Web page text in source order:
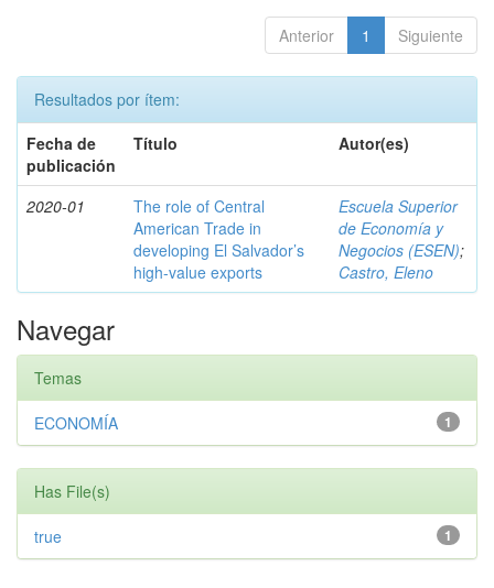
Anterior 1 Siguiente
Resultados por ítem:
Fecha de
publicación
Título Autor(es)
2020-01
The role of Central
American Trade in
developing El Salvador’s
high-value exports
Escuela Superior
de Economía y
Negocios (ESEN);
Castro, Eleno
Navegar
Temas
1
ECONOMÍA
Has File(s)
1
true